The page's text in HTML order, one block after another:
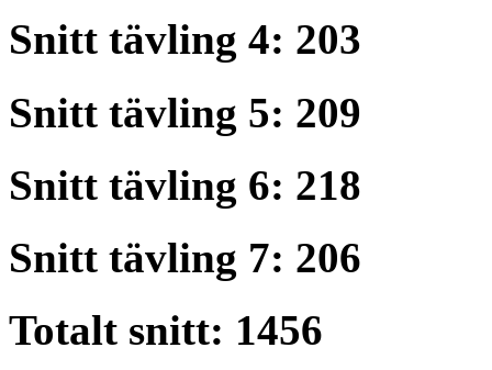
Snitt tävling 4: 203
Snitt tävling 5: 209
Snitt tävling 6: 218
Snitt tävling 7: 206
Totalt snitt: 1456